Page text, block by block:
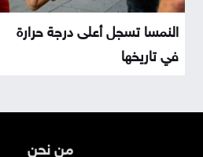
النمسا تسجل أعلى درجة حرارة
في تاريخها
من نحن